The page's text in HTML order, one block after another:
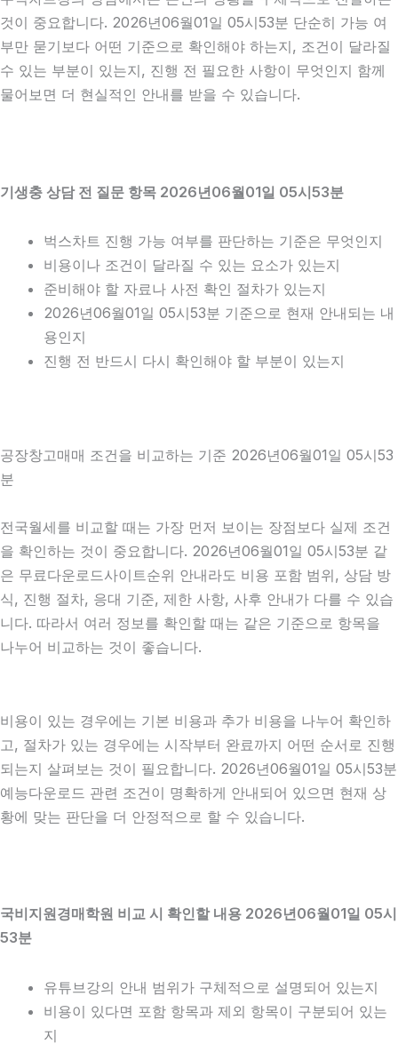
것이 중요합니다. 2026년06월01일 05시53분 단순히 가능 여
부만 묻기보다 어떤 기준으로 확인해야 하는지, 조건이 달라질
수 있는 부분이 있는지, 진행 전 필요한 사항이 무엇인지 함께
물어보면 더 현실적인 안내를 받을 수 있습니다.
기생충 상담 전 질문 항목 2026년06월01일 05시53분
벅스차트 진행 가능 여부를 판단하는 기준은 무엇인지
비용이나 조건이 달라질 수 있는 요소가 있는지
준비해야 할 자료나 사전 확인 절차가 있는지
2026년06월01일 05시53분 기준으로 현재 안내되는 내
용인지
진행 전 반드시 다시 확인해야 할 부분이 있는지
공장창고매매 조건을 비교하는 기준 2026년06월01일 05시53
분
전국월세를 비교할 때는 가장 먼저 보이는 장점보다 실제 조건
을 확인하는 것이 중요합니다. 2026년06월01일 05시53분 같
은 무료다운로드사이트순위 안내라도 비용 포함 범위, 상담 방
식, 진행 절차, 응대 기준, 제한 사항, 사후 안내가 다를 수 있습
니다. 따라서 여러 정보를 확인할 때는 같은 기준으로 항목을
나누어 비교하는 것이 좋습니다.
비용이 있는 경우에는 기본 비용과 추가 비용을 나누어 확인하
고, 절차가 있는 경우에는 시작부터 완료까지 어떤 순서로 진행
되는지 살펴보는 것이 필요합니다. 2026년06월01일 05시53분
예능다운로드 관련 조건이 명확하게 안내되어 있으면 현재 상
황에 맞는 판단을 더 안정적으로 할 수 있습니다.
국비지원경매학원 비교 시 확인할 내용 2026년06월01일 05시
53분
유튜브강의 안내 범위가 구체적으로 설명되어 있는지
비용이 있다면 포함 항목과 제외 항목이 구분되어 있는
지